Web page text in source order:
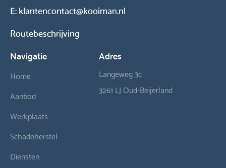
E:klantencontact@kooiman.nl
Routebeschrijving
Navigatie
Home
Aanbod
Werkplaats
Schadeherstel
Diensten
Adres
Langeweg 3c
3261 LJ Oud-Beijerland